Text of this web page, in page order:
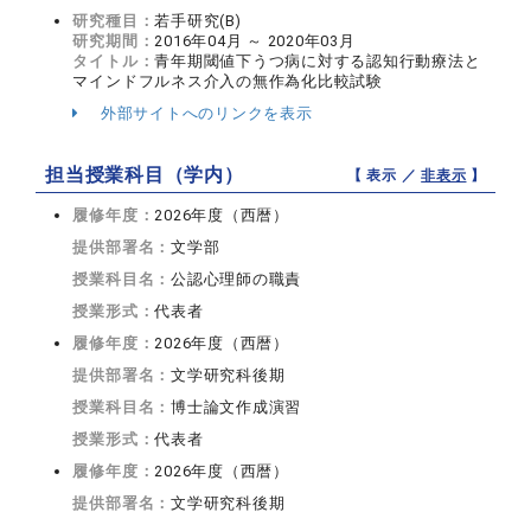
研究種目：若手研究(B)
研究期間：2016年04月 ～ 2020年03月
タイトル：青年期閾値下うつ病に対する認知行動療法と
マインドフルネス介入の無作為化比較試験
外部サイトへのリンクを表示
担当授業科目（学内） 【 表示 ／非表示 】
履修年度：2026年度（西暦）
提供部署名：文学部
授業科目名：公認心理師の職責
授業形式：代表者
履修年度：2026年度（西暦）
提供部署名：文学研究科後期
授業科目名：博士論文作成演習
授業形式：代表者
履修年度：2026年度（西暦）
提供部署名：文学研究科後期